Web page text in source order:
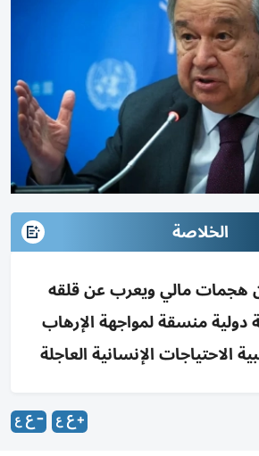
الخلاصة
هجمات مالي ويعرب عن قلقه
دولية منسقة لمواجهة الإرهاب
الاحتياجات الإنسانية العاجلة